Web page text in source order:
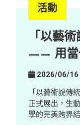
如何重塑工作
融就業方面的潛力。 重點內容 AI
會，包括 AI
與殘疾人士及
類在 AI 發展中
不可或缺，包
以及進行情境判斷等。 走向與 AI
式： 隨著 AI
與 AI 協作的能
並拓闊人才來源。 在「賽馬會共融．知行
活動
「以藝
—— 用當
郊的新想像
2026/06/16
「以藝術說傳
正式展出，生
學的完美跨界結合。 去年底，香港大